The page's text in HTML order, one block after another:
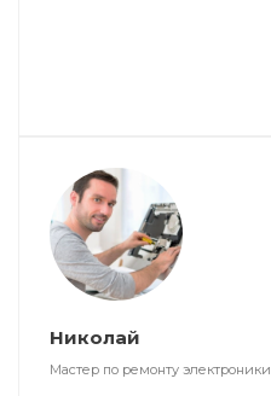
Николай
Мастер по ремонту электроники